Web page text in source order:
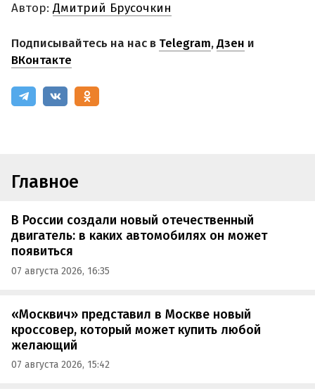
Автор: Дмитрий Брусочкин
Подписывайтесь на нас в Telegram,Дзен и
ВКонтакте
Главное
В России создали новый отечественный
двигатель: в каких автомобилях он может
появиться
07 августа 2026, 16:35
«Москвич» представил в Москве новый
кроссовер, который может купить любой
желающий
07 августа 2026, 15:42